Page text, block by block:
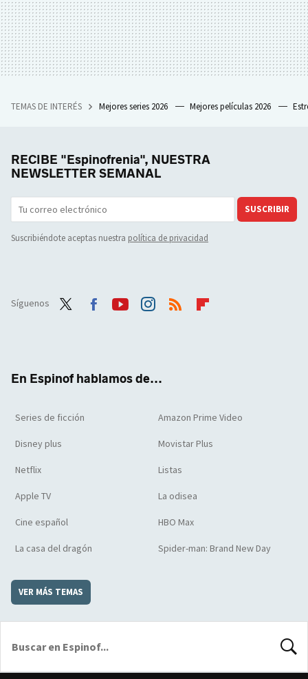
TEMAS DE INTERÉS Mejores series 2026 Mejores películas 2026
RECIBE "Espinofrenia", NUESTRA
NEWSLETTER SEMANAL
SUSCRIBIR
Suscribiéndote aceptas nuestra política de privacidad
Síguenos
En Espinof hablamos de...
Series de ficción Amazon Prime Video
Disney plus Movistar Plus
Netflix Listas
Apple TV La odisea
Cine español HBO Max
La casa del dragón Spider-man: Brand New Day
VER MÁS TEMAS